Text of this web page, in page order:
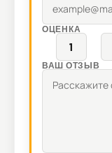
ОЦЕНКА
1
ВАШ ОТЗЫВ